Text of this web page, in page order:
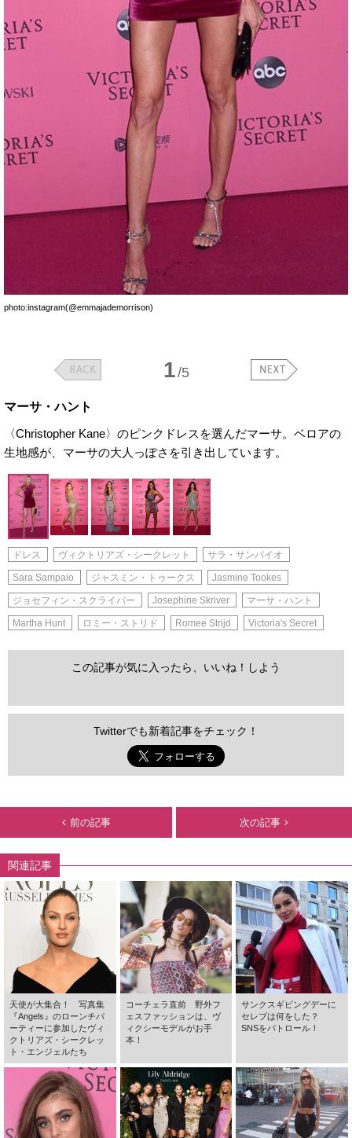
photo:instagram(@emmajademorrison)
1/5
マーサ・ハント
〈Christopher Kane〉のピンクドレスを選んだマーサ。ベロアの
生地感が、マーサの大人っぽさを引き出しています。
ドレス ヴィクトリアズ・シークレット サラ・サンパイオ
Sara Sampaio ジャスミン・トゥークス Jasmine Tookes
ジョセフィン・スクライバー Josephine Skriver マーサ・ハント
Martha Hunt ロミー・ストリド Romee Strijd Victoria's Secret
この記事が気に入ったら、いいね！しよう
Twitterでも新着記事をチェック！
前の記事 次の記事
関連記事
天使が大集合！ 写真集
『Angels』のローンチパ
ーティーに参加したヴィ
クトリアズ・シークレッ
ト・エンジェルたち
コーチェラ直前 野外フ
ェスファッションは、ヴ
ィクシーモデルがお手
本！
サンクスギビングデーに
セレブは何をした？
SNSをパトロール！